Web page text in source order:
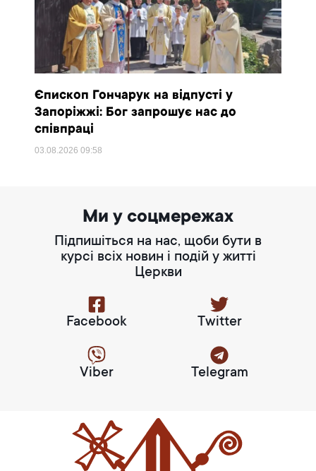
Єпископ Гончарук на відпусті у
Запоріжжі: Бог запрошує нас до
співпраці
03.08.202609:58
Ми у соцмережах
Підпишіться на нас, щоби бути в
курсі всіх новин і подій у житті
Церкви
Facebook Twitter
Viber Telegram